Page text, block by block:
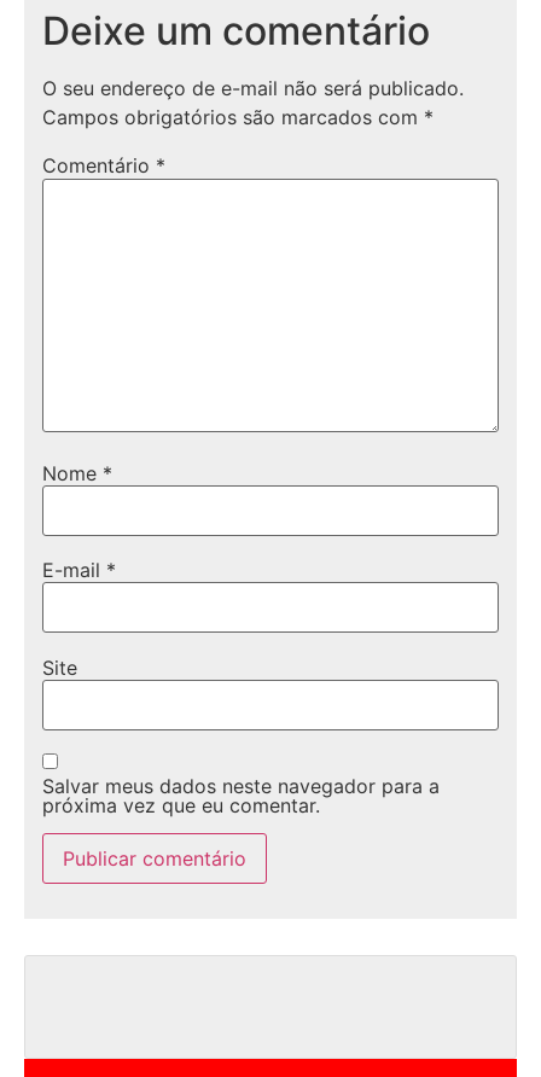
Deixe um comentário
O seu endereço de e-mail não será publicado.
Campos obrigatórios são marcados com *
Comentário *
Nome *
E-mail *
Site
Salvar meus dados neste navegador para a
próxima vez que eu comentar.